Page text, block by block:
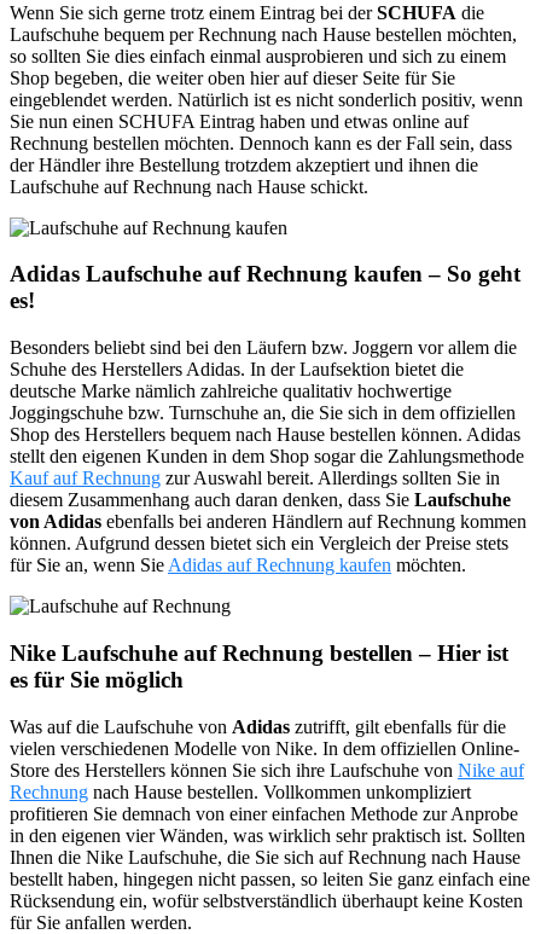
Wenn Sie sich gerne trotz einem Eintrag bei derSCHUFA die
Laufschuhe bequem per Rechnung nach Hause bestellen möchten,
so sollten Sie dies einfach einmal ausprobieren und sich zu einem
Shop begeben, die weiter oben hier auf dieser Seite für Sie
eingeblendet werden. Natürlich ist es nicht sonderlich positiv, wenn
Sie nun einen SCHUFA Eintrag haben und etwas online auf
Rechnung bestellen möchten. Dennoch kann es der Fall sein, dass
der Händler ihre Bestellung trotzdem akzeptiert und ihnen die
Laufschuhe auf Rechnung nach Hause schickt.
Adidas Laufschuhe auf Rechnung kaufen – So geht
es!
Besonders beliebt sind bei den Läufern bzw. Joggern vor allem die
Schuhe des Herstellers Adidas. In der Laufsektion bietet die
deutsche Marke nämlich zahlreiche qualitativ hochwertige
Joggingschuhe bzw. Turnschuhe an, die Sie sich in dem offiziellen
Shop des Herstellers bequem nach Hause bestellen können. Adidas
stellt den eigenen Kunden in dem Shop sogar die Zahlungsmethode
Kauf auf Rechnung zur Auswahl bereit. Allerdings sollten Sie in
diesem Zusammenhang auch daran denken, dass Sie Laufschuhe
von Adidas ebenfalls bei anderen Händlern auf Rechnung kommen
können. Aufgrund dessen bietet sich ein Vergleich der Preise stets
für Sie an, wenn Sie Adidas auf Rechnung kaufen möchten.
Nike Laufschuhe auf Rechnung bestellen – Hier ist
es für Sie möglich
Was auf die Laufschuhe von Adidas zutrifft, gilt ebenfalls für die
vielen verschiedenen Modelle von Nike. In dem offiziellen Online-
Store des Herstellers können Sie sich ihre Laufschuhe von Nike auf
Rechnung nach Hause bestellen. Vollkommen unkompliziert
profitieren Sie demnach von einer einfachen Methode zur Anprobe
in den eigenen vier Wänden, was wirklich sehr praktisch ist. Sollten
Ihnen die Nike Laufschuhe, die Sie sich auf Rechnung nach Hause
bestellt haben, hingegen nicht passen, so leiten Sie ganz einfach eine
Rücksendung ein, wofür selbstverständlich überhaupt keine Kosten
für Sie anfallen werden.